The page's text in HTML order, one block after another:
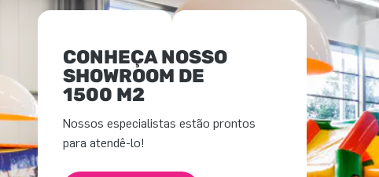
CONHEÇA NOSSO
SHOWROOM DE
1500 M2
Nossos especialistas estão prontos
para atendê-lo!